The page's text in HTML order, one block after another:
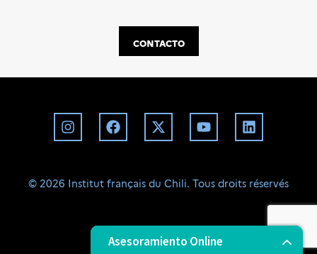
CONTACTO
©️ 2026 Institut français du Chili. Tous droits réservés
Asesoramiento Online